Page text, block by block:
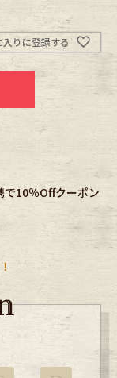
goods
bicycle
入りに登録する
で10％Offクーポン